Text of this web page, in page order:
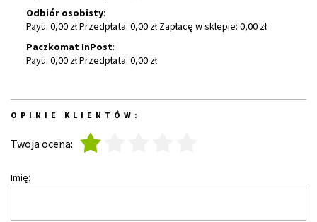
Odbiór osobisty:
Payu: 0,00 zł Przedpłata: 0,00 zł Zapłacę w sklepie: 0,00 zł
Paczkomat InPost:
Payu: 0,00 zł Przedpłata: 0,00 zł
OPINIE KLIENTÓW:
Twoja ocena:
Imię: